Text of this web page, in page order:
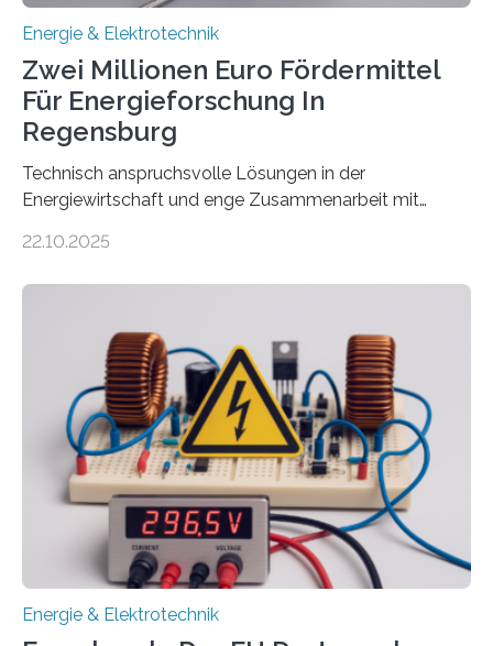
Energie & Elektrotechnik
Zwei Millionen Euro Fördermittel
Für Energieforschung In
Regensburg
Technisch anspruchsvolle Lösungen in der
Energiewirtschaft und enge Zusammenarbeit mit
neuen EU-geförderten Transfer-Projekte zu
Energietechnologien werden vom Europäischen
Sozialfonds Plus (ESF+) gefördert – mit einer
Gesamtsumme von mehr als zwei Millionen Euro.
Damit zählt die Hochschule zu den großen
Gewinnerinnen der aktuellen Förderrunde des
Bayerischen Wissenschaftsministeriums. Im
Mittelpunkt steht der direkte Wissenstransfer: Neue
wissenschaftliche Erkenntnisse sollen rasch in die
22.10.2025
Energie & Elektrotechnik